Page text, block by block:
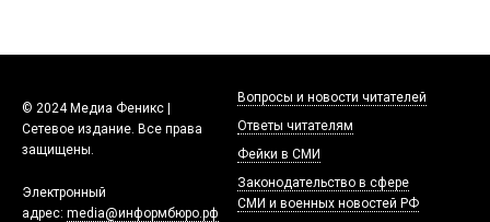
© 2024 Медиа Феникс |
Сетевое издание. Все права
защищены.
Электронный
адрес: media@информбюро.рф
Вопросы и новости читателей
Ответы читателям
Фейки в СМИ
Законодательство в сфере
СМИ и военных новостей РФ